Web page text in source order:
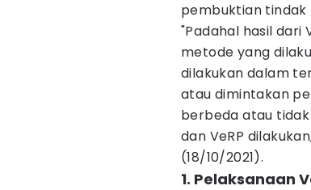
pembuktian tindak
"Padahal hasil dari
metode yang
dilakukan dalam
atau dimintakan
berbeda atau tidak
dan VeRP
(18/10/2021).
1. Pelaksanaan